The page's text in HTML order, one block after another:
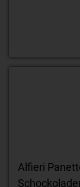
Alfieri